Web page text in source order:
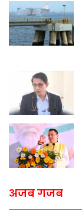
अजब गजब